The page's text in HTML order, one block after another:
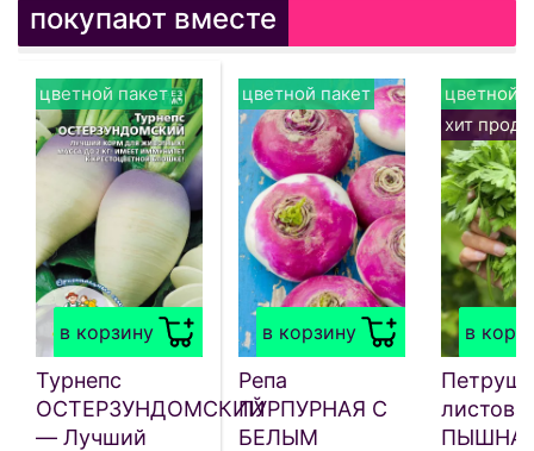
покупают вместе
в корзину
цветной пакет
Турнепс
ОСТЕРЗУНДОМСКИЙ
— Лучший
в корзину
цветной пакет
Репа
ПУРПУРНАЯ С
БЕЛЫМ
в
цветной
хит